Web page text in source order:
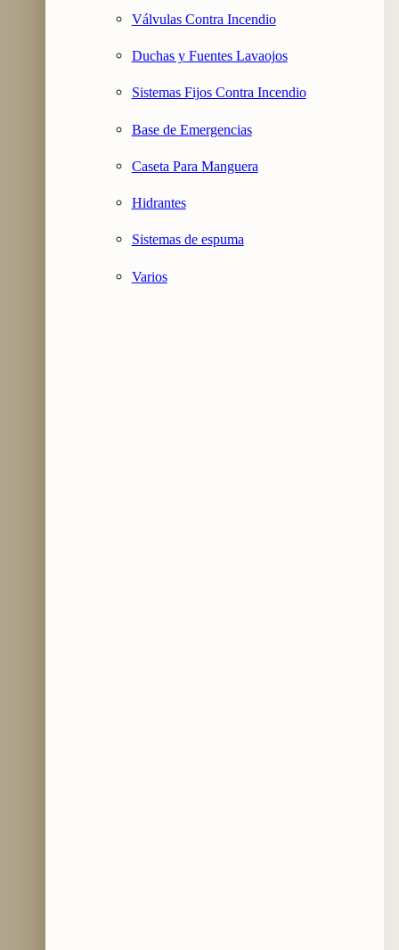
Válvulas Contra Incendio
Duchas y Fuentes Lavaojos
Sistemas Fijos Contra Incendio
Base de Emergencias
Caseta Para Manguera
Hidrantes
Sistemas de espuma
Varios